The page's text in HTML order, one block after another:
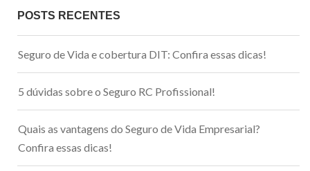
POSTS RECENTES
Seguro de Vida e cobertura DIT: Confira essas dicas!
5 dúvidas sobre o Seguro RC Profissional!
Quais as vantagens do Seguro de Vida Empresarial?
Confira essas dicas!